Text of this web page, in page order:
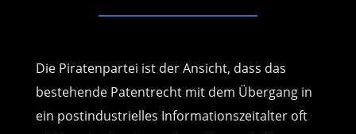
Die Piratenpartei ist der Ansicht, dass das
bestehende Patentrecht mit dem Übergang in
ein postindustrielles Informationszeitalter oft